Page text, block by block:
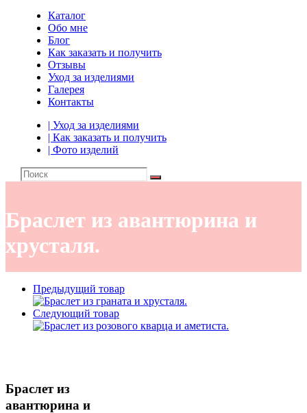
Каталог
Обо мне
Блог
Как заказать и получить
Отзывы
Уход за изделиями
Галерея
Контакты
| Уход за изделиями
| Как заказать и получить
| Фото изделий
Браслет из авантюрина и
хрусталя.
и хрусталя.
Предыдущий товар
Следующий товар
Браслет из
авантюрина и